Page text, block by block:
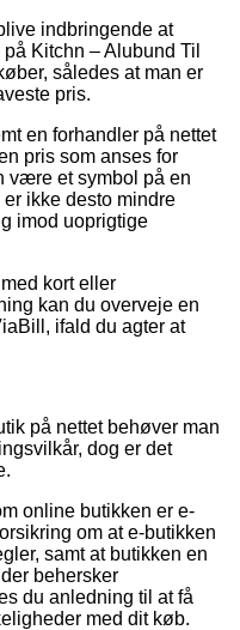
indbringende at
Kitchn – Alubund Til
således at man er
pris.
en forhandler på nettet
pris som anses for
være et symbol på en
ikke desto mindre
imod uoprigtige
kort eller
kan du overveje en
ifald du agter at
på nettet behøver man
dog er det
online butikken er e-
om at e-butikken
samt at butikken en
behersker
du anledning til at få
med dit køb.